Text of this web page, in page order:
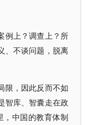
例上？调查上？所
、不谈问题，脱离
限，因此反而不如
智库、智囊走在政
，中国的教育体制